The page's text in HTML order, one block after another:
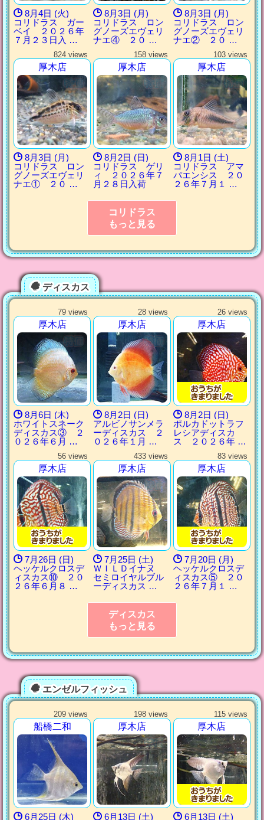
8月4日 (火)
コリドラス ガー
ベイ ２０２６年
７月２３日入 …
8月3日 (月)
コリドラス ロン
グノーズエヴェリ
ナエ④ ２０ …
8月3日 (月)
コリドラス ロン
グノーズエヴェリ
ナエ② ２０ …
824 views
厚木店
8月3日 (月)
コリドラス ロン
グノーズエヴェリ
ナエ① ２０ …
158 views
厚木店
8月2日 (日)
コリドラス ゲリ
ィ ２０２６年７
月２８日入荷
103 views
厚木店
8月1日 (土)
コリドラス アマ
パエンシス ２０
２６年７月１ …
コリドラス
もっと見る
ディスカス
79 views
厚木店
8月6日 (木)
ホワイトスネーク
ディスカス③ ２
０２６年６月 …
28 views
厚木店
8月2日 (日)
アルビノサンメラ
ーディスカス ２
０２６年１月 …
26 views
厚木店
8月2日 (日)
ポルカドットラフ
レシアディスカ
ス ２０２６年 …
56 views
厚木店
7月26日 (日)
ヘッケルクロスデ
ィスカス⑩ ２０
２６年６月８ …
433 views
厚木店
7月25日 (土)
ＷＩＬＤイナヌ
セミロイヤルブル
ーディスカス …
83 views
厚木店
7月20日 (月)
ヘッケルクロスデ
ィスカス⑤ ２０
２６年７月１ …
ディスカス
もっと見る
エンゼルフィッシュ
209 views
船橋二和
6月25日 (木)
198 views
厚木店
6月13日 (土)
115 views
厚木店
6月13日 (土)